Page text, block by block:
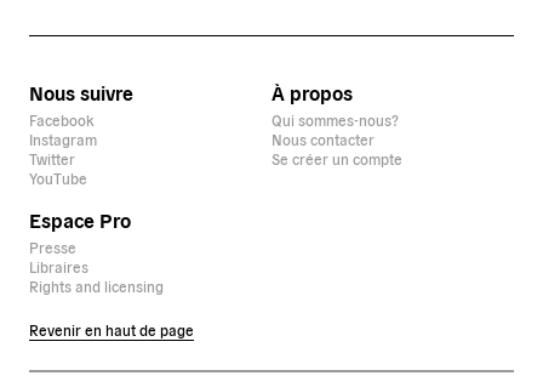
Nous suivre
Facebook
Instagram
Twitter
YouTube
À propos
Qui sommes-nous?
Nous contacter
Se créer un compte
Espace Pro
Presse
Libraires
Rights and licensing
Revenir en haut de page